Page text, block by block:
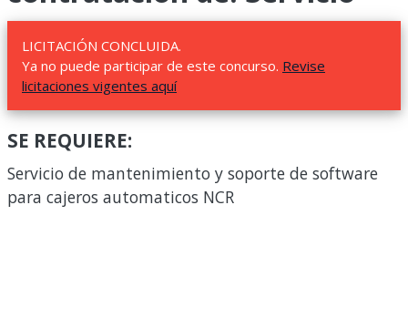
LICITACIÓN CONCLUIDA.
Ya no puede participar de este concurso. Revise
licitaciones vigentes aquí
SE REQUIERE:
Servicio de mantenimiento y soporte de software
para cajeros automaticos NCR